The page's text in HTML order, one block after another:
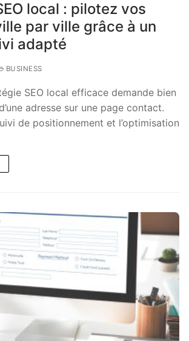
local : pilotez vos
par ville grâce à un
adapté
BUSINESS
SEO local efficace demande bien
adresse sur une page contact.
de positionnement et l’optimisation